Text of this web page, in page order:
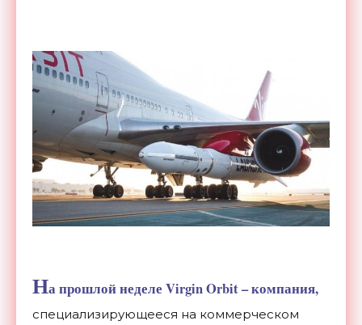
На прошлой неделе Virgin Orbit – компания,
специализирующееся на коммерческом